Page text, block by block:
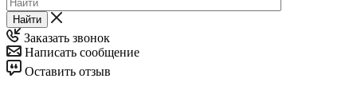
Найти
Заказать звонок
Написать сообщение
Оставить отзыв